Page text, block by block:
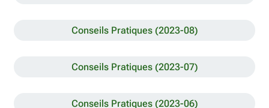
Conseils Pratiques (2023-08)
Conseils Pratiques (2023-07)
Conseils Pratiques (2023-06)